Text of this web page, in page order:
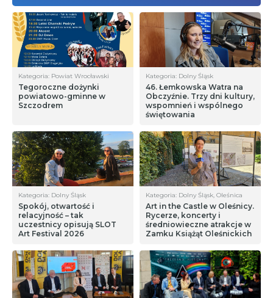
Kategoria: Powiat Wrocławski
Tegoroczne dożynki
powiatowo-gminne w
Szczodrem
Kategoria: Dolny Śląsk
46. Łemkowska Watra na
Obczyźnie. Trzy dni kultury,
wspomnień i wspólnego
świętowania
Kategoria: Dolny Śląsk
Spokój, otwartość i
relacyjność – tak
uczestnicy opisują SLOT
Art Festival 2026
Kategoria: Dolny Śląsk, Oleśnica
Art in the Castle w Oleśnicy.
Rycerze, koncerty i
średniowieczne atrakcje w
Zamku Książąt Oleśnickich